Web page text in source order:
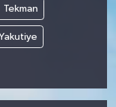
Tekman